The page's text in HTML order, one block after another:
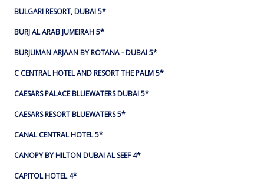
BULGARI RESORT, DUBAI 5*
BURJ AL ARAB JUMEIRAH 5*
BURJUMAN ARJAAN BY ROTANA - DUBAI 5*
C CENTRAL HOTEL AND RESORT THE PALM 5*
CAESARS PALACE BLUEWATERS DUBAI 5*
CAESARS RESORT BLUEWATERS 5*
CANAL CENTRAL HOTEL 5*
CANOPY BY HILTON DUBAI AL SEEF 4*
CAPITOL HOTEL 4*